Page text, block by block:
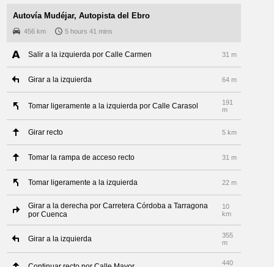
Autovía Mudéjar, Autopista del Ebro
456 km 5 hours 41 mins
Salir a la izquierda por Calle Carmen 31 m
Girar a la izquierda 64 m
Tomar ligeramente a la izquierda por Calle Carasol
191
m
Girar recto 5 km
Tomar la rampa de acceso recto 31 m
Tomar ligeramente a la izquierda 22 m
Girar a la derecha por Carretera Córdoba a Tarragona
por Cuenca
10
km
Girar a la izquierda
355
m
440